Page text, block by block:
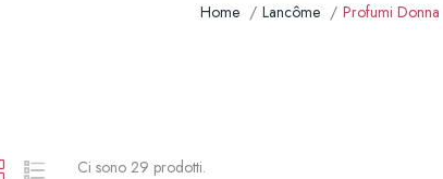
Home Lancôme Profumi Donna
Ci sono 29 prodotti.